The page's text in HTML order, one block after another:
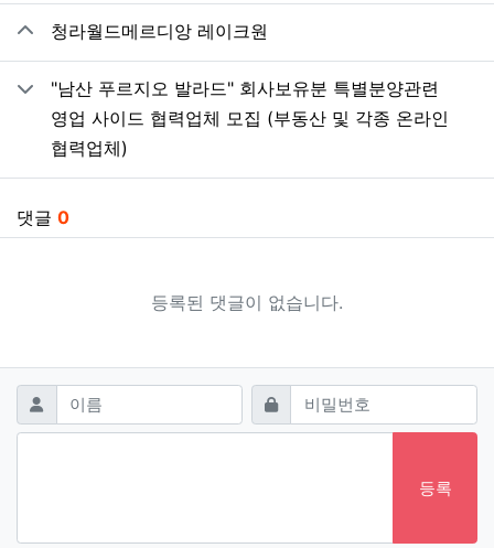
관련자료
청라월드메르디앙 레이크원
"남산 푸르지오 발라드" 회사보유분 특별분양관련
영업 사이드 협력업체 모집 (부동산 및 각종 온라인
협력업체)
댓글 0
등록된 댓글이 없습니다.
댓글쓰기
이름 필수 비밀번호필수
등록